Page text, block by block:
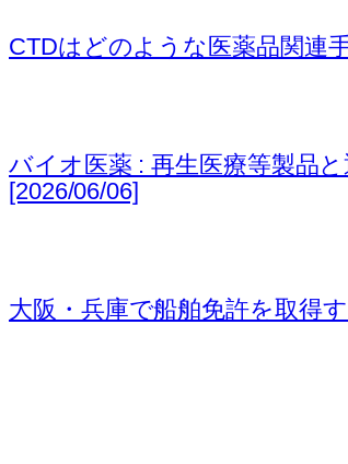
CTDはどのような医薬品関連
バイオ医薬 : 再生医療等製品
[2026/06/06]
大阪・兵庫で船舶免許を取得